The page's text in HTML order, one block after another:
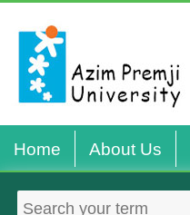
Home About Us